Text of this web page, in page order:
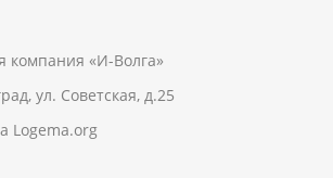
компания «И-Волга»
ул. Советская, д.25
Logema.org